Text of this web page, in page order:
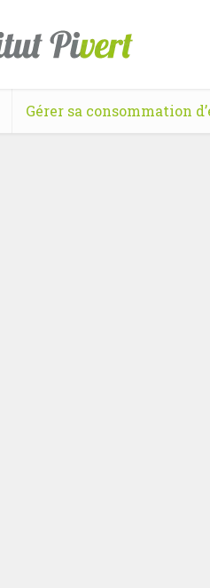
Gérer sa consommation